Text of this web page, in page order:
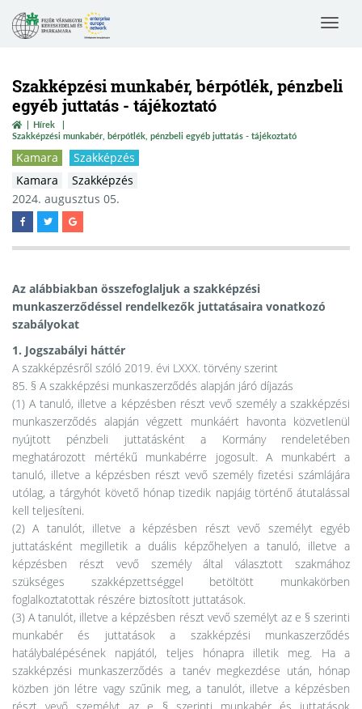
Toggle
Szakképzési munkabér, bérpótlék, pénzbeli
egyéb juttatás - tájékoztató
Hírek
Szakképzési munkabér, bérpótlék, pénzbeli egyéb juttatás - tájékoztató
Kamara
Szakképzés
Kamara
Szakképzés
2024. augusztus 05.
Az alábbiakban összefoglaljuk a szakképzési
munkaszerződéssel rendelkezők juttatásaira vonatkozó
szabályokat
1. Jogszabályi háttér
A szakképzésről szóló 2019. évi LXXX. törvény szerint
85. § A szakképzési munkaszerződés alapján járó díjazás
(1) A tanuló, illetve a képzésben részt vevő személy a szakképzési
munkaszerződés alapján végzett munkáért havonta közvetlenül
nyújtott pénzbeli juttatásként a Kormány rendeletében
meghatározott mértékű munkabérre jogosult. A munkabért a
tanuló, illetve a képzésben részt vevő személy fizetési számlájára
utólag, a tárgyhót követő hónap tizedik napjáig történő átutalással
kell teljesíteni.
(2) A tanulót, illetve a képzésben részt vevő személyt egyéb
juttatásként megilletik a duális képzőhelyen a tanuló, illetve a
képzésben részt vevő személy által választott szakmához
szükséges szakképzettséggel betöltött munkakörben
foglalkoztatottak részére biztosított juttatások.
(3) A tanulót, illetve a képzésben részt vevő személyt az e § szerinti
munkabér és juttatások a szakképzési munkaszerződés
hatálybalépésének napjától, teljes hónapra illetik meg. Ha a
szakképzési munkaszerződés a tanév megkezdése után, hónap
közben jön létre vagy szűnik meg, a tanulót, illetve a képzésben